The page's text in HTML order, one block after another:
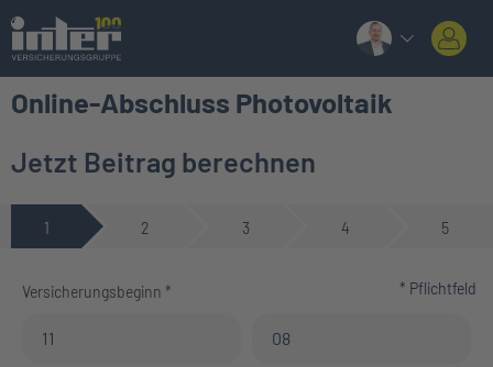
Online-Abschluss Photovoltaik
Jetzt Beitrag berechnen
1 2 3 4 5
Versicherungsbeginn *
* Pflichtfeld